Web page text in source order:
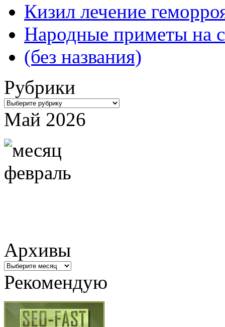
Кизил лечение
Народные приметы на
(без названия)
Рубрики
Рубрики
Май 2026
Архивы
Архивы
Рекомендую